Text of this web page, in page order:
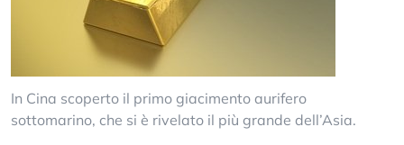
In Cina scoperto il primo giacimento aurifero
sottomarino, che si è rivelato il più grande dell’Asia.